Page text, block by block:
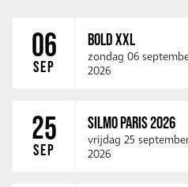
06
SEP
BOLD XXL
zondag 06
2026
25
SEP
SILMO PARIS 2026
vrijdag 25
2026